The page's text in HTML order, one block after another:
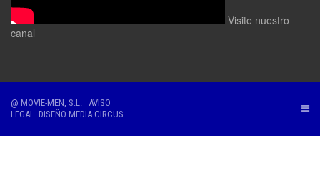
Visite nuestro
canal
@ MOVIE-MEN, S.L. AVISO
LEGAL DISEÑO MEDIA CIRCUS